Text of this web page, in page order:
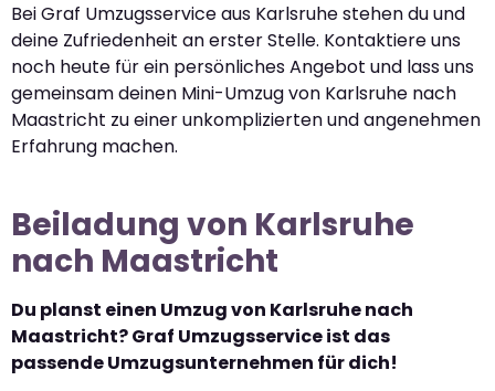
Bei Graf Umzugsservice aus Karlsruhe stehen du und
deine Zufriedenheit an erster Stelle. Kontaktiere uns
noch heute für ein persönliches Angebot und lass uns
gemeinsam deinen Mini-Umzug von Karlsruhe nach
Maastricht zu einer unkomplizierten und angenehmen
Erfahrung machen.
Beiladung von Karlsruhe
nach Maastricht
Du planst einen Umzug von Karlsruhe nach
Maastricht? Graf Umzugsservice ist das
passende Umzugsunternehmen für dich!